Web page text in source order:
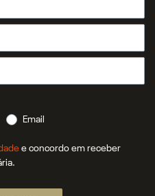
Email
e concordo em receber